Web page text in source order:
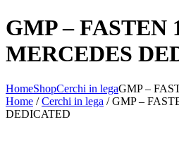
GMP – FASTEN
MERCEDES
HomeShopCerchi in legaGMP –
Home /Cerchi in lega / GMP –
DEDICATED